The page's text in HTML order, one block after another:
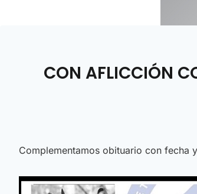
CON AFLICCIÓN
Complementamos obituario con fecha